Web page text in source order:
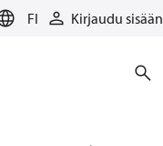
FI Kirjaudu sisään